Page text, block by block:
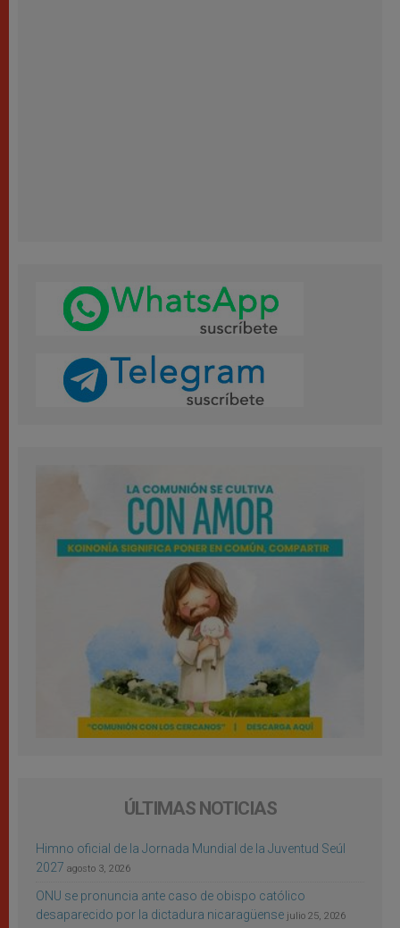
ÚLTIMAS NOTICIAS
Himno oficial de la Jornada Mundial de la Juventud Seúl
2027 agosto 3, 2026
ONU se pronuncia ante caso de obispo católico
desaparecido por la dictadura nicaragüense julio 25, 2026